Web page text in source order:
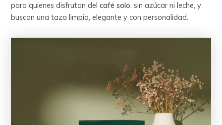
para quienes disfrutan delcafé solo, sin azúcar ni leche, y
buscan una taza limpia, elegante y con personalidad.